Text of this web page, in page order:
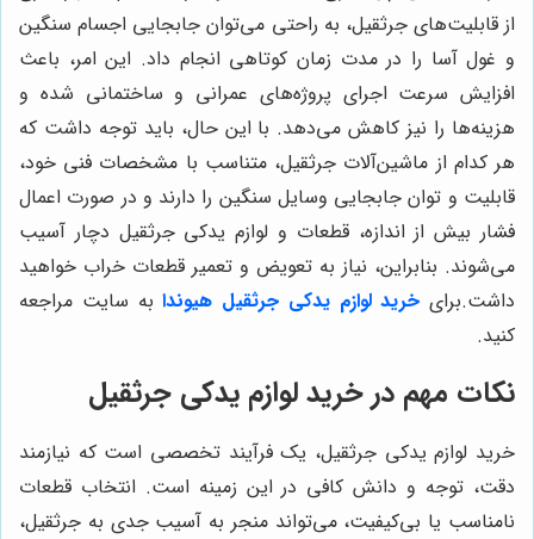
از قابلیت‌های جرثقیل، به راحتی می‌توان جابجایی اجسام سنگین
و غول آسا را در مدت زمان کوتاهی انجام داد. این امر، باعث
افزایش سرعت اجرای پروژه‌های عمرانی و ساختمانی شده و
هزینه‌ها را نیز کاهش می‌دهد. با این حال، باید توجه داشت که
هر کدام از ماشین‌آلات جرثقیل، متناسب با مشخصات فنی خود،
قابلیت و توان جابجایی وسایل سنگین را دارند و در صورت اعمال
فشار بیش از اندازه، قطعات و لوازم یدکی جرثقیل دچار آسیب
می‌شوند. بنابراین، نیاز به تعویض و تعمیر قطعات خراب خواهید
داشت.برای خرید لوازم یدکی جرثقیل هیوندا به سایت مراجعه
کنید.
نکات مهم در خرید لوازم یدکی جرثقیل
خرید لوازم یدکی جرثقیل، یک فرآیند تخصصی است که نیازمند
دقت، توجه و دانش کافی در این زمینه است. انتخاب قطعات
نامناسب یا بی‌کیفیت، می‌تواند منجر به آسیب جدی به جرثقیل،